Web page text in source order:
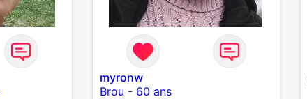
myronw
Brou - 60 ans